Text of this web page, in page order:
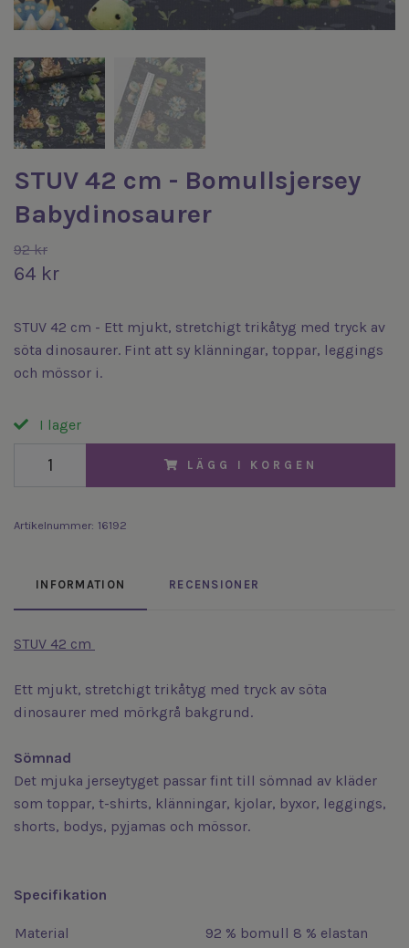
STUV 42 cm - Bomullsjersey
Babydinosaurer
92 kr
64 kr
STUV 42 cm - Ett mjukt, stretchigt trikåtyg med tryck av
söta dinosaurer. Fint att sy klänningar, toppar, leggings
och mössor i.
I lager
LÄGG I KORGEN
Artikelnummer: 16192
INFORMATION RECENSIONER
STUV 42 cm
Ett mjukt, stretchigt trikåtyg med tryck av söta
dinosaurer med mörkgrå bakgrund.
Sömnad
Det mjuka jerseytyget passar fint till sömnad av kläder
som toppar, t-shirts, klänningar, kjolar, byxor, leggings,
shorts, bodys, pyjamas och mössor.
Specifikation
Material
92 % bomull 8 % elastan